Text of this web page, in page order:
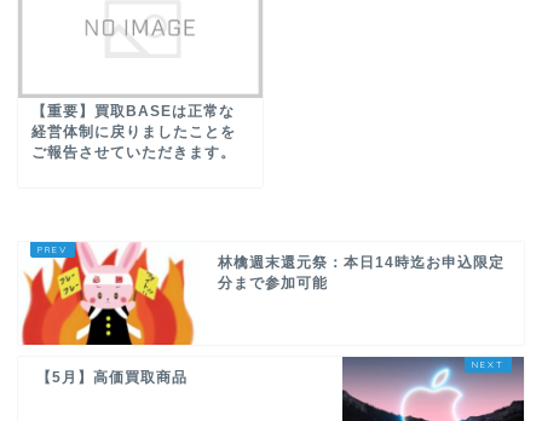
【重要】買取BASEは正常な
経営体制に戻りましたことを
ご報告させていただきます。
林檎週末還元祭：本日14時迄お申込限定
分まで参加可能
【5月】高価買取商品